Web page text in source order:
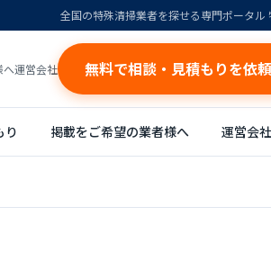
全国の特殊清掃業者を探せる専門ポータル
へ運営会社 無料で相談・見積もりを依
り 掲載をご希望の業者様へ 運営会社